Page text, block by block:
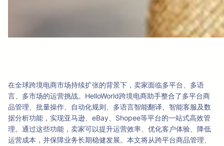
在全球跨境电商市场持续扩张的背景下，卖家面临多平台、多语
言、多市场的运营挑战。HelloWorld跨境电商助手整合了多平台商
品管理、批量操作、自动化规则、多语言智能翻译、智能客服及数
据分析功能，实现亚马逊、eBay、Shopee等平台的一站式高效管
理。通过这些功能，卖家可以提升运营效率、优化客户体验、降低
运营成本，并保障业务长期稳健发展。本文将从跨平台商品管理、